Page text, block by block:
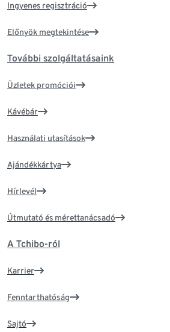
Ingyenes regisztráció
Előnyök megtekintése
További szolgáltatásaink
Üzletek promóciói
Kávébár
Használati utasítások
Ajándékkártya
Hírlevél
Útmutató és mérettanácsadó
A Tchibo-ról
Karrier
Fenntarthatóság
Sajtó